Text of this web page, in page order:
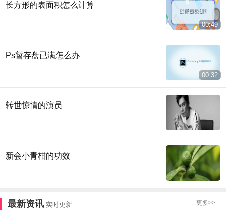
长方形的表面积怎么计算
00:49
Ps暂存盘已满怎么办
00:32
转世惊情的演员
新会小青柑的功效
最新资讯 实时更新 更多>>